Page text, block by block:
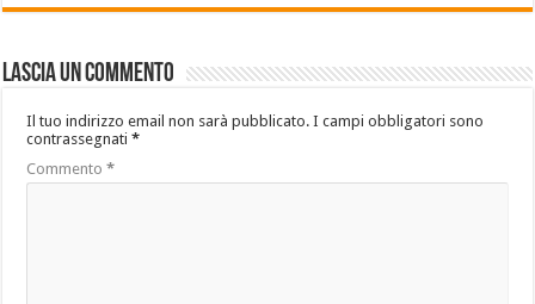
Lascia un commento
Il tuo indirizzo email non sarà pubblicato. I campi obbligatori sono
contrassegnati*
Commento*